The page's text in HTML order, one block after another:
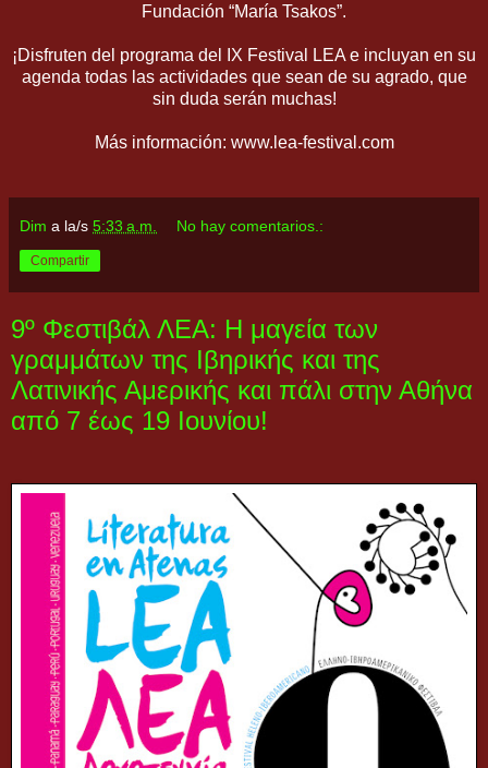
Fundación “María Tsakos”.
¡Disfruten del programa del IX Festival LEA e incluyan en su
agenda todas las actividades que sean de su agrado, que
sin duda serán muchas!
Más información: www.lea-festival.com
Dim a la/s 5:33 a.m. No hay comentarios.:
Compartir
9º Φεστιβάλ ΛΕΑ: Η μαγεία των
γραμμάτων της Ιβηρικής και της
Λατινικής Αμερικής και πάλι στην Αθήνα
από 7 έως 19 Ιουνίου!